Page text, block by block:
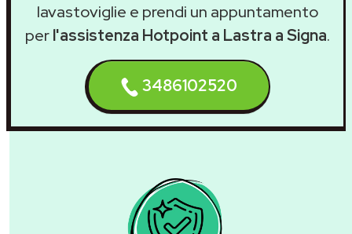
lavastoviglie e prendi un appuntamento
perl'assistenza Hotpoint a Lastra a Signa.
3486102520